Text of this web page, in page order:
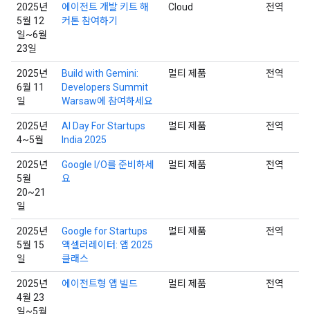
2025년
5월 12
일~6월
23일
에이전트 개발 키트 해
커톤 참여하기
Cloud 전역
2025년
6월 11
일
Build with Gemini:
Developers Summit
Warsaw에 참여하세요
멀티 제품 전역
2025년
4~5월
AI Day For Startups
India 2025
멀티 제품 전역
2025년
5월
20~21
일
Google I/O를 준비하세
요
멀티 제품 전역
2025년
5월 15
일
Google for Startups
액셀러레이터: 앱 2025
클래스
멀티 제품 전역
2025년
4월 23
일~5월
에이전트형 앱 빌드 멀티 제품 전역